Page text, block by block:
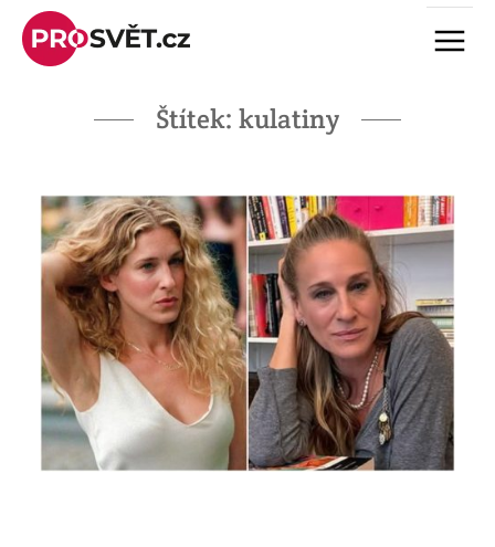
Skip
content
Menu
Štítek: kulatiny